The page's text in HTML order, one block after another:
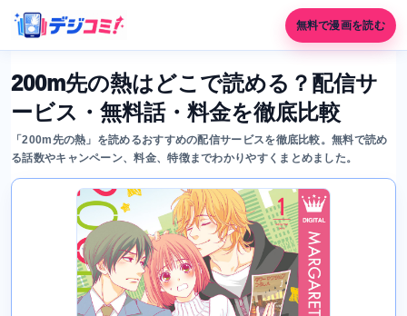
無料で漫画を読む
200m先の熱はどこで読める？配信サ
ービス・無料話・料金を徹底比較
「200m先の熱」を読めるおすすめの配信サービスを徹底比較。無料で読め
る話数やキャンペーン、料金、特徴までわかりやすくまとめました。